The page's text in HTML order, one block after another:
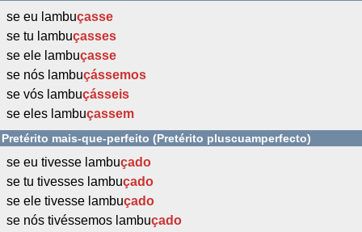
se eu lambuçasse
se tu lambuçasses
se ele lambuçasse
se nós lambuçássemos
se vós lambuçásseis
se eles lambuçassem
Pretérito mais-que-perfeito (Pretérito pluscuamperfecto)
se eu tivesse lambuçado
se tu tivesses lambuçado
se ele tivesse lambuçado
se nós tivéssemos lambuçado